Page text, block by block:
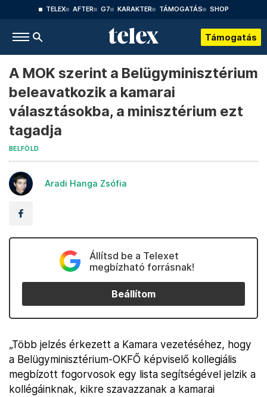
TELEX AFTER G7 KARAKTER TÁMOGATÁS SHOP
Támogatás
A MOK szerint a Belügyminisztérium
beleavatkozik a kamarai
választásokba, a minisztérium ezt
tagadja
BELFÖLD
Aradi Hanga Zsófia
Állítsd be a Telexet
megbízható forrásnak!
Beállítom
„Több jelzés érkezett a Kamara vezetéséhez, hogy
a Belügyminisztérium-OKFŐ képviselő kollegiális
megbízott fogorvosok egy lista segítségével jelzik a
kollégáinknak, kikre szavazzanak a kamarai